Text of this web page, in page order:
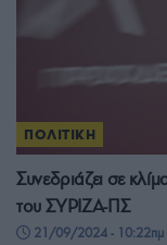
ΠΟΛΙΤΙΚΗ
Συνεδριάζει σε
του ΣΥΡΙΖΑ-ΠΣ
21/09/2024 - 10:22πμ